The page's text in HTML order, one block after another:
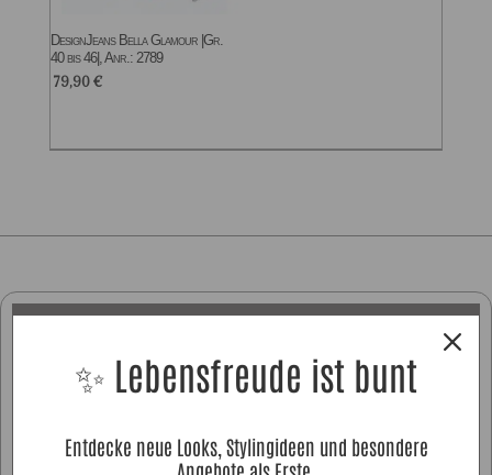
DesignJeans Bella Glamour |Gr.
40 bis 46|, Anr.: 2789
79,90€
✨ Lebensfreude ist bunt
Entdecke neue Looks, Stylingideen und besondere